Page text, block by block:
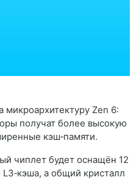
микроархитектуру Zen 6:
получат более высокую
кэш‑памяти.
чиплет будет оснащён 12
а общий кристалл